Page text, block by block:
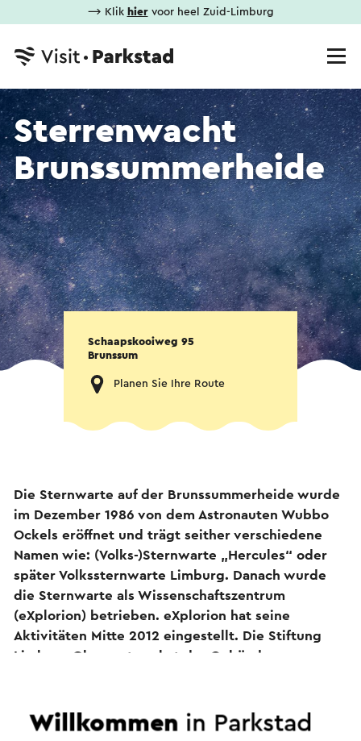
⟶ Klik hiervoor heel Zuid-Limburg
Sterrenwacht
Brunssummerheide
Schaapskooiweg 95
Brunssum
Planen Sie Ihre Route
Die Sternwarte auf der Brunssummerheide wurde
im Dezember 1986 von dem Astronauten Wubbo
Ockels eröffnet und trägt seither verschiedene
Namen wie: (Volks-)Sternwarte „Hercules“ oder
später Volkssternwarte Limburg. Danach wurde
die Sternwarte als Wissenschaftszentrum
(eXplorion) betrieben. eXplorion hat seine
Aktivitäten Mitte 2012 eingestellt. Die Stiftung
Limburg Observatory hat das Gebäude
antike Linsenbetrachter wurde übernommen und
Willkommen in Parkstad